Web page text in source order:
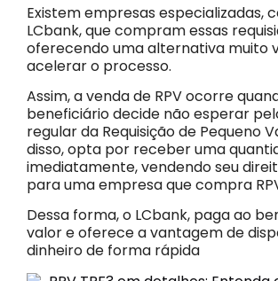
Existem empresas especializadas,
LCbank, que compram essas
oferecendo uma alternativa muito
acelerar o processo.
Assim, a venda de RPV ocorre
beneficiário decide não esperar
regular da Requisição de Pequeno
disso, opta por receber uma
imediatamente, vendendo seu
para uma empresa que compra
Dessa forma, o LCbank, paga ao
valor e oferece a vantagem de
dinheiro de forma rápida